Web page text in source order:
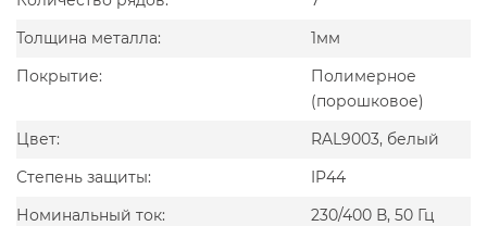
Толщина металла:
1мм
Покрытие:
Полимерное
(порошковое)
Цвет:
RAL9003, белый
Степень защиты:
IP44
Номинальный ток:
230/400 В, 50 Гц